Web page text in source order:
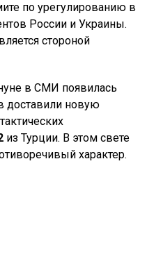
по урегулированию в
России и Украины.
стороной
в СМИ появилась
доставили новую
из Турции. В этом свете
характер.